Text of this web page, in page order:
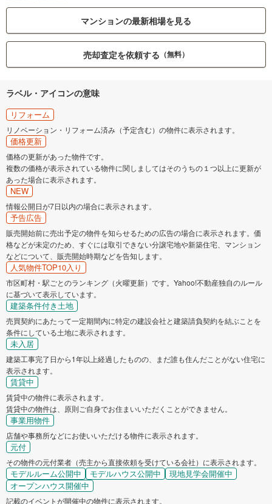
マンションの最新相場を見る
売却査定を依頼する （無料）
ラベル・アイコンの意味
リフォーム
リノベーション・リフォーム済み（予定含む）の物件に表示されます。
価格更新
価格の更新があった物件です。
複数の価格が表示されている物件に関しましてはそのうちの１つ以上に更新が
あった場合に表示されます。
NEW
情報公開日が7日以内の場合に表示されます。
予告広告
販売開始前に売出予定の物件を知らせるための広告の場合に表示されます。価
格などが未定のため、すぐには取引できない分譲宅地や新築住宅、マンション
などについて、販売開始時期などを告知します。
人気物件TOP10入り
市区町村・駅ごとのランキング（火曜更新）です。Yahoo!不動産独自のルール
に基づいて表示しています。
建築条件付き土地
売買契約にあたって一定期間内に特定の建設会社と建築請負契約を結ぶことを
条件にしている土地に表示されます。
未入居
建築工事完了日から1年以上経過したものの、まだ誰も住んだことがない住宅に
表示されます。
賃貸中
賃貸中の物件に表示されます。
賃貸中の物件は、原則ご自身でお住まいいただくことができません。
事業用物件
店舗や事務所などにお使いいただける物件に表示されます。
元付
その物件の元付業者（売主から直接依頼を受けている会社）に表示されます。
モデルルーム公開中 モデルハウス公開中
現地見学会開催中
オープンハウス開催中
記載のイベントが開催中の物件に表示されます。